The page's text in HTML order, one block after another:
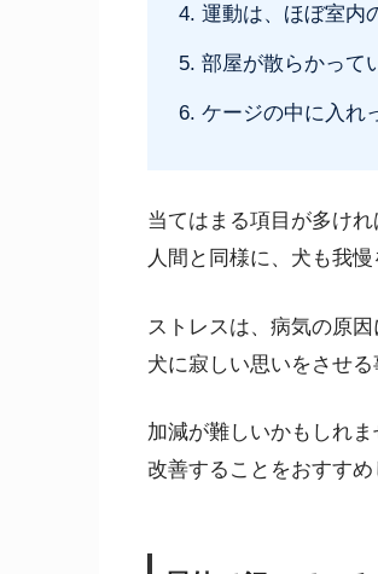
運動は、ほぼ室内
部屋が散らかって
ケージの中に入れ
当てはまる項目が多け
人間と同様に、犬も我
ストレスは、病気の原因
犬に寂しい思いをさせ
加減が難しいかもしれ
改善することをおすすめ